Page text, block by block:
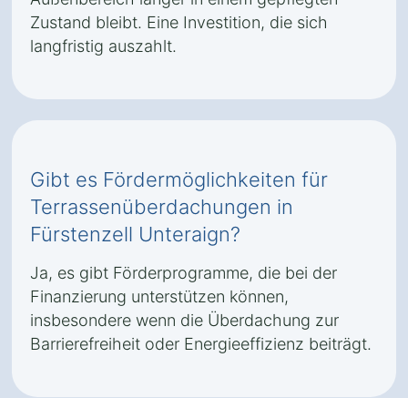
Zustand bleibt. Eine Investition, die sich
langfristig auszahlt.
Gibt es Fördermöglichkeiten für
Terrassenüberdachungen in
Fürstenzell Unteraign?
Ja, es gibt Förderprogramme, die bei der
Finanzierung unterstützen können,
insbesondere wenn die Überdachung zur
Barrierefreiheit oder Energieeffizienz beiträgt.